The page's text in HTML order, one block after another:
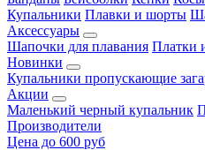
Купальники Плавки и шорты
Аксессуары
Шапочки для плавания Платки
Новинки
Купальники пропускающие
Акции
Маленький черный купальник
Производители
Цена до 600 руб